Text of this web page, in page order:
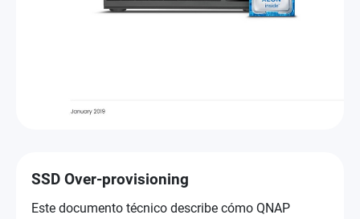
SSD Over-provisioning
Este documento técnico describe cómo QNAP